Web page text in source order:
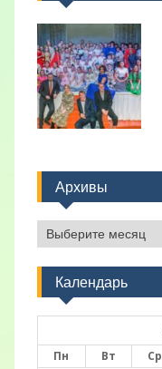
Архивы
Архивы
Календарь
Пн Вт Ср